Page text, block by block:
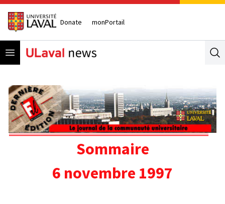
Donate monPortail
Open menu
Sommaire
6 novembre 1997